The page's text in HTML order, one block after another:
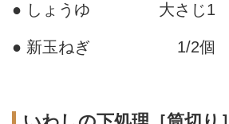
● しょうゆ 大さじ1
● 新玉ねぎ 1/2個